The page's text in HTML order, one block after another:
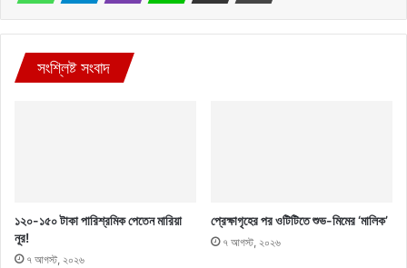
সংশ্লিষ্ট সংবাদ
১২০-১৫০ টাকা পারিশ্রমিক পেতেন মারিয়া
নূর!
৭ আগস্ট, ২০২৬
প্রেক্ষাগৃহের পর ওটিটিতে শুভ-মিমের ‘মালিক’
৭ আগস্ট, ২০২৬